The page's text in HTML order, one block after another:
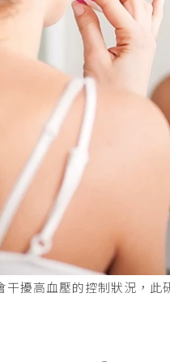
干擾高血壓的控制狀況，